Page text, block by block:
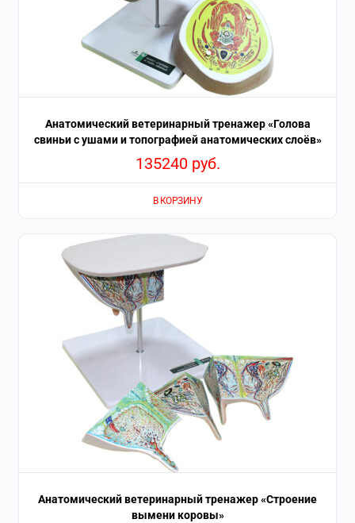
Анатомический ветеринарный тренажер «Голова
свиньи с ушами и топографией анатомических слоёв»
135240 руб.
В КОРЗИНУ
Анатомический ветеринарный тренажер «Строение
вымени коровы»